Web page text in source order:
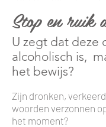
Stop en ruik
U zegt dat deze
alcoholisch is,
het bewijs?
Zijn dronken,
woorden verzonnen
het moment?